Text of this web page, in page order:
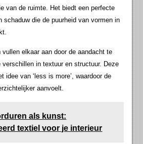
van de ruimte. Het biedt een perfecte
schaduw die de puurheid van vormen in
elkaar aan door de aandacht te
verschillen in textuur en structuur. Deze
idee van ‘less is more’, waardoor de
aanvoelt.
als kunst:
textiel voor je interieur